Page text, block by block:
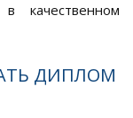
качественном
ДИПЛОМ